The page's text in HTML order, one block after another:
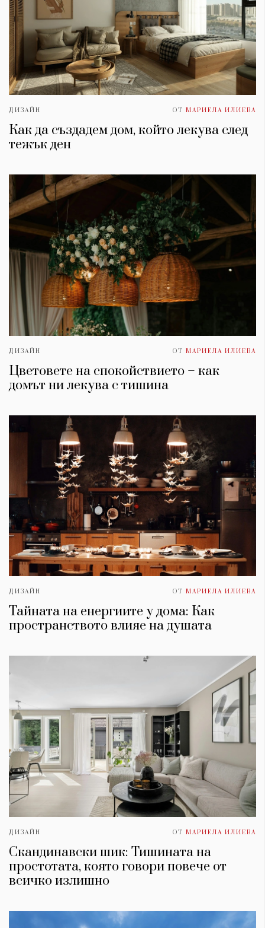
ДИЗАЙН ОТ МАРИЕЛА ИЛИЕВА
Как да създадем дом, който лекува след
тежък ден
ДИЗАЙН ОТ МАРИЕЛА ИЛИЕВА
Цветовете на спокойствието – как
домът ни лекува с тишина
ДИЗАЙН ОТ МАРИЕЛА ИЛИЕВА
Тайната на енергиите у дома: Как
пространството влияе на душата
ДИЗАЙН ОТ МАРИЕЛА ИЛИЕВА
Скандинавски шик: Тишината на
простотата, която говори повече от
всичко излишно